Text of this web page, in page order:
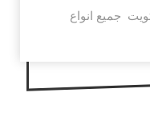
جميع انواع